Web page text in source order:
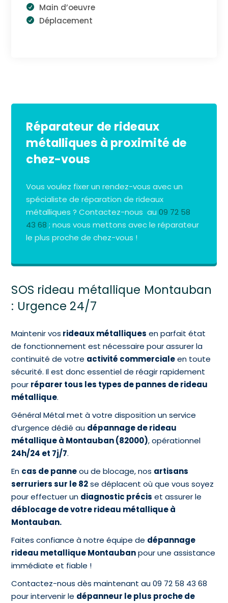
Main d’oeuvre
Déplacement
Réparateur de rideaux
métalliques à proximité de
chez-vous
Vous voulez fixer un rendez-vous avec un
spécialiste de réparation de rideaux
métalliques ? Contactez-nous au09 72 58
43 68 ; nous vous mettons avec le réparateur
le plus proche de chez-vous !
SOS rideau métallique Montauban
: Urgence 24/7
Maintenir vos rideaux métalliques en parfait état
de fonctionnement est nécessaire pour assurer la
continuité de votre activité commercialeen toute
sécurité. Il est donc essentiel de réagir rapidement
pour réparer tous les types de pannes de rideau
métallique.
Général Métal met à votre disposition un service
d’urgence dédié au dépannage de rideau
métallique à Montauban (82000), opérationnel
24h/24 et 7j/7.
En cas de panneou de blocage, nos artisans
serruriers sur le 82se déplacent où que vous soyez
pour effectuer un diagnostic précis et assurer le
déblocage de votre rideau métallique à
Montauban.
Faites confiance à notre équipe de dépannage
rideau metallique Montaubanpour une assistance
immédiate et fiable !
Contactez-nous dès maintenant au 09 72 58 43 68
pour intervenir le dépanneur le plus proche de